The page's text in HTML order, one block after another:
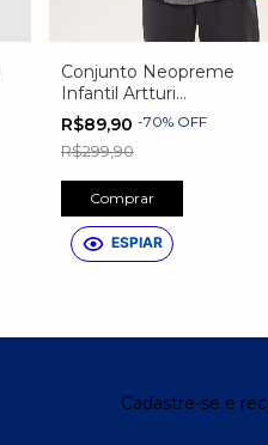
Conjunto Neopreme
Infantil Artturi
Personalizado
R$89,90 -70% OFF
R$299,90
Comprar
ESPIAR
Cadastre-se e